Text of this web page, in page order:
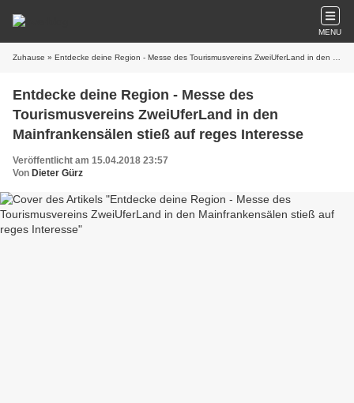
MENU
Zuhause » Entdecke deine Region - Messe des Tourismusvereins ZweiUferLand in den Mainfrankensälen stieß auf reges Interesse
Entdecke deine Region - Messe des
Tourismusvereins ZweiUferLand in den
Mainfrankensälen stieß auf reges Interesse
Veröffentlicht am 15.04.2018 23:57
Von Dieter Gürz